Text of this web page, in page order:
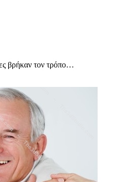
βρήκαν τον τρόπο…